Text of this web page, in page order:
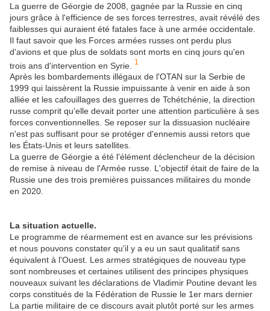
La guerre de Géorgie de 2008, gagnée par la Russie en cinq
jours grâce à l'efficience de ses forces terrestres, avait révélé des
faiblesses qui auraient été fatales face à une armée occidentale.
Il faut savoir que les Forces armées russes ont perdu plus
d'avions et que plus de soldats sont morts en cinq jours qu'en
trois ans d'intervention en Syrie.
1
Après les bombardements illégaux de l'OTAN sur la Serbie de
1999 qui laissèrent la Russie impuissante à venir en aide à son
alliée et les cafouillages des guerres de Tchétchénie, la direction
russe comprit qu'elle devait porter une attention particulière à ses
forces conventionnelles. Se reposer sur la dissuasion nucléaire
n'est pas suffisant pour se protéger d'ennemis aussi retors que
les États-Unis et leurs satellites.
La guerre de Géorgie a été l'élément déclencheur de la décision
de remise à niveau de l'Armée russe. L'objectif était de faire de la
Russie une des trois premières puissances militaires du monde
en 2020.
La situation actuelle.
Le programme de réarmement est en avance sur les prévisions
et nous pouvons constater qu'il y a eu un saut qualitatif sans
équivalent à l'Ouest. Les armes stratégiques de nouveau type
sont nombreuses et certaines utilisent des principes physiques
nouveaux suivant les déclarations de Vladimir Poutine devant les
corps constitués de la Fédération de Russie le 1er mars dernier
La partie militaire de ce discours avait plutôt porté sur les armes